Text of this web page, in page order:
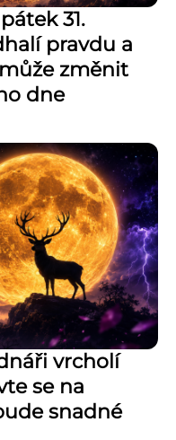
31.
pravdu a
změnit
dne
vrcholí
se na
snadné